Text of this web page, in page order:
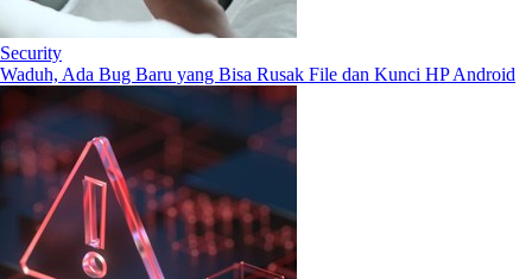
Security
Waduh, Ada Bug Baru yang Bisa Rusak File dan Kunci HP Android